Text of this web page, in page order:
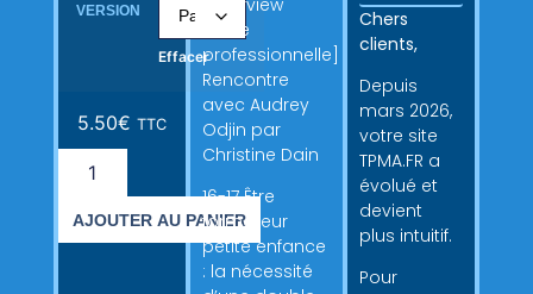
VERSION
Effacer
5.50€ TTC
AJOUTER AU PANIER
[Interview
d’une
professionnelle]
Rencontre
avec Audrey
Odjin par
Christine Dain
16-17 Être
formateur
petite enfance
: la nécessité
Chers
clients,
Depuis
mars 2026,
votre site
TPMA.FR a
évolué et
devient
plus intuitif.
Pour